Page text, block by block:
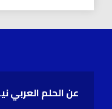
عن الحلم العربي